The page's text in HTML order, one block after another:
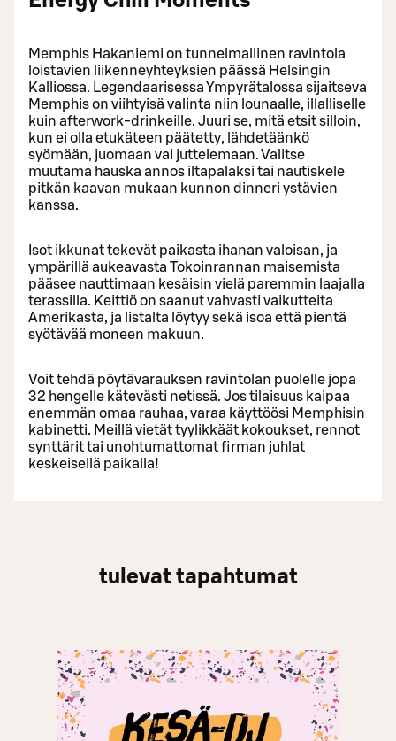
Memphis Hakaniemi on tunnelmallinen ravintola
loistavien liikenneyhteyksien päässä Helsingin
Kalliossa. Legendaarisessa Ympyrätalossa sijaitseva
Memphis on viihtyisä valinta niin lounaalle, illalliselle
kuin afterwork-drinkeille. Juuri se, mitä etsit silloin,
kun ei olla etukäteen päätetty, lähdetäänkö
syömään, juomaan vai juttelemaan. Valitse
muutama hauska annos iltapalaksi tai nautiskele
pitkän kaavan mukaan kunnon dinneri ystävien
kanssa.
Isot ikkunat tekevät paikasta ihanan valoisan, ja
ympärillä aukeavasta Tokoinrannan maisemista
pääsee nauttimaan kesäisin vielä paremmin laajalla
terassilla. Keittiö on saanut vahvasti vaikutteita
Amerikasta, ja listalta löytyy sekä isoa että pientä
syötävää moneen makuun.
Voit tehdä pöytävarauksen ravintolan puolelle jopa
32 hengelle kätevästi netissä. Jos tilaisuus kaipaa
enemmän omaa rauhaa, varaa käyttöösi Memphisin
kabinetti. Meillä vietät tyylikkäät kokoukset, rennot
synttärit tai unohtumattomat firman juhlat
keskeisellä paikalla!
tulevat tapahtumat